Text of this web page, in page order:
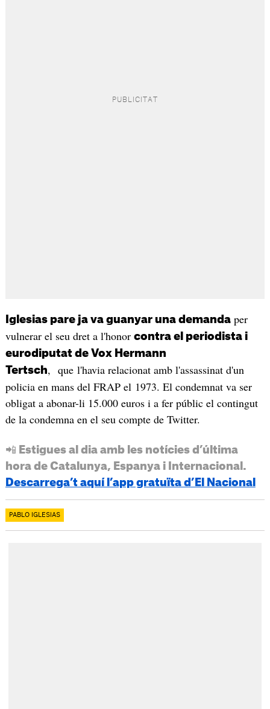
Iglesias pare ja va guanyar una demandaper
vulnerar el seu dret a l'honor contra el periodista i
eurodiputat de Vox Hermann
Tertsch, que l'havia relacionat amb l'assassinat d'un
policia en mans del FRAP el 1973. El condemnat va ser
obligat a abonar-li 15.000 euros i a fer públic el contingut
de la condemna en el seu compte de Twitter.
📲 Estigues al dia amb les notícies d’última
hora de Catalunya, Espanya i Internacional.
Descarrega’t aquí l’app gratuïta d’El Nacional
PABLO IGLESIAS